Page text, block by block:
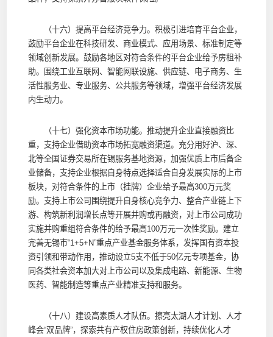
（十六）提高平台经济竞争力。积极引进培育平台企业，
鼓励平台企业在科技研发、商业模式、应用场景、标准制定等
领域创新发展。鼓励各地区对符合条件的平台企业给予房租补
助。围绕工业互联网、智能网联设施、供应链、电子商务、生
活性服务业、专业服务、公共服务等领域，增强平台经济发展
内生动力。
（十七）强化资本市场功能。推动提升企业直接融资比
重，支持企业借助资本市场拓宽融资渠道。充分用好沪、深、
北等全国证券交易所在锡服务基地资源，加强优质上市后备企
业储备，支持企业根据自身特点选择适合自身发展实际的上市
板块，对符合条件的上市（挂牌）企业给予最高300万元奖
励。支持上市公司围绕提升自身核心竞争力、整合产业链上下
游、构筑新利润增长点等开展并购或再融资，对上市公司成功
实施并购重组符合条件的给予最高100万元一次性奖励。建立
完善无锡市“1+5+N”重点产业基金服务体系，发挥国有资本投
资引领和带动作用，推动设立5支不低于50亿元专项基金，协
同各类社会资本加大对上市公司以及集成电路、新能源、生物
医药、智能制造等重点产业精准支持和服务。
（十八）建设高素质人才队伍。擦亮太湖人才计划、人才
峰会“双品牌”，探索共有产权住房政策创新，持续优化人才